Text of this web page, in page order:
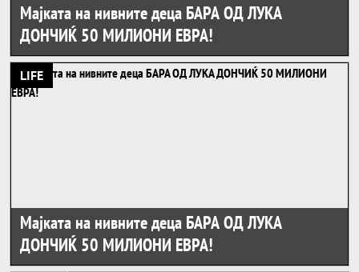
Мајката на нивните деца БАРА ОД ЛУКА
ДОНЧИЌ 50 МИЛИОНИ ЕВРА!
LIFE
Мајката на нивните деца БАРА ОД ЛУКА
ДОНЧИЌ 50 МИЛИОНИ ЕВРА!